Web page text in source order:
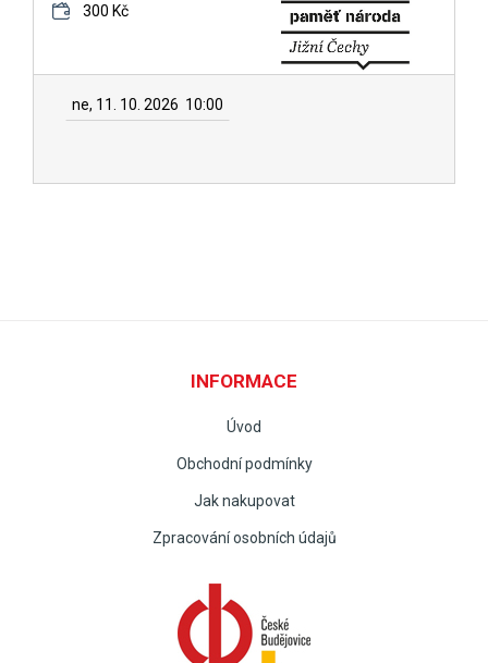
300 Kč
ne, 11. 10. 2026 10:00
INFORMACE
Úvod
Obchodní podmínky
Jak nakupovat
Zpracování osobních údajů